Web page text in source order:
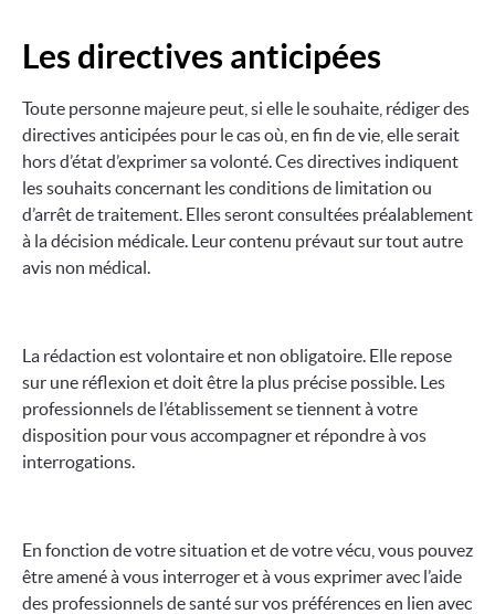
Les directives anticipées
Toute personne majeure peut, si elle le souhaite, rédiger des
directives anticipées pour le cas où, en fin de vie, elle serait
hors d’état d’exprimer sa volonté. Ces directives indiquent
les souhaits concernant les conditions de limitation ou
d’arrêt de traitement. Elles seront consultées préalablement
à la décision médicale. Leur contenu prévaut sur tout autre
avis non médical.
La rédaction est volontaire et non obligatoire. Elle repose
sur une réflexion et doit être la plus précise possible. Les
professionnels de l’établissement se tiennent à votre
disposition pour vous accompagner et répondre à vos
interrogations.
En fonction de votre situation et de votre vécu, vous pouvez
être amené à vous interroger et à vous exprimer avec l’aide
des professionnels de santé sur vos préférences en lien avec